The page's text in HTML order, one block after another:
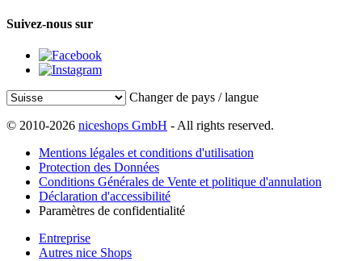
Suivez-nous sur
Changer de pays / langue
© 2010-2026 niceshops GmbH - All rights reserved.
Mentions légales et conditions d'utilisation
Protection des Données
Conditions Générales de Vente et politique d'annulation
Déclaration d'accessibilité
Paramètres de confidentialité
Entreprise
Autres nice Shops